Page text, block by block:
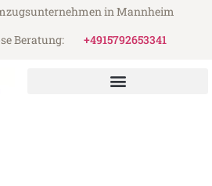
in Mannheim
Beratung:
+4915792653341